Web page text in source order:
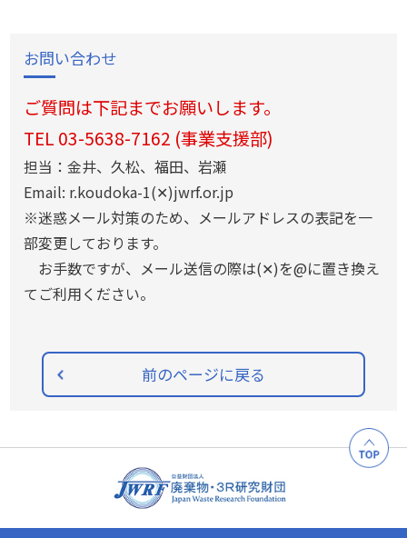
お問い合わせ
ご質問は下記までお願いします。
TEL 03-5638-7162 (事業支援部)
担当：金井、久松、福田、岩瀬
Email: r.koudoka-1(✕)jwrf.or.jp
※迷惑メール対策のため、メールアドレスの表記を一
部変更しております。
お手数ですが、メール送信の際は(✕)を@に置き換え
てご利用ください。
前のページに戻る